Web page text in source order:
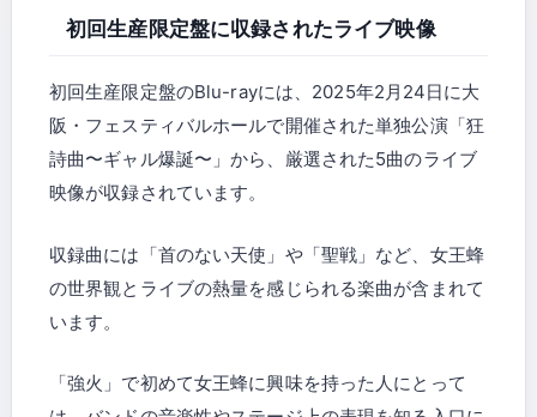
初回生産限定盤に収録されたライブ映像
初回生産限定盤のBlu-rayには、2025年2月24日に大
阪・フェスティバルホールで開催された単独公演「狂
詩曲〜ギャル爆誕〜」から、厳選された5曲のライブ
映像が収録されています。
収録曲には「首のない天使」や「聖戦」など、女王蜂
の世界観とライブの熱量を感じられる楽曲が含まれて
います。
「強火」で初めて女王蜂に興味を持った人にとって